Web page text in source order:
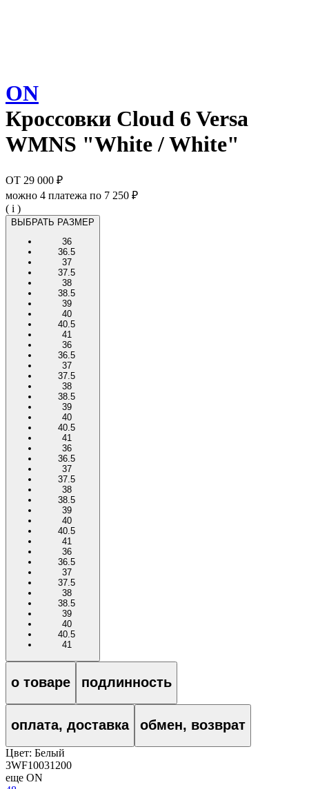
ON
Кроссовки Cloud 6 Versa
WMNS "White / White"
ОТ 29 000 ₽
можно 4 платежа по 7 250 ₽
( i )
ВЫБРАТЬ РАЗМЕР
36
36.5
37
37.5
38
38.5
39
40
40.5
41
36
36.5
37
37.5
38
38.5
39
40
40.5
41
36
36.5
37
37.5
38
38.5
39
40
40.5
41
36
36.5
37
37.5
38
38.5
39
40
40.5
41
о товаре подлинность
оплата, доставка обмен, возврат
Цвет: Белый
3WF10031200
еще ON